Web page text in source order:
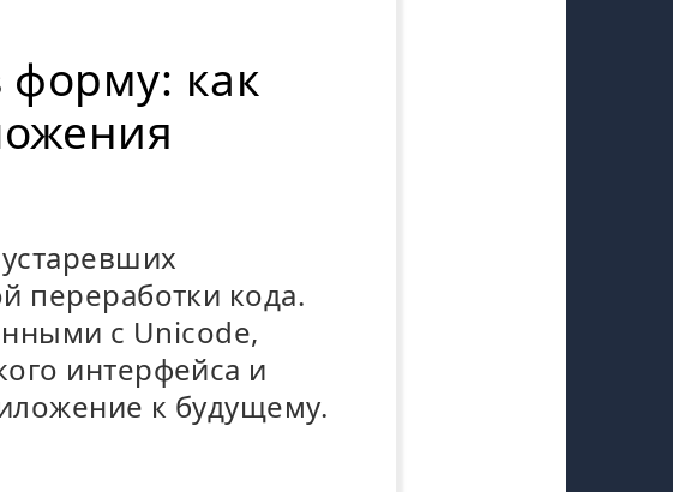
форму: как
переработки кода.
с Unicode,
интерфейса и
к будущему.